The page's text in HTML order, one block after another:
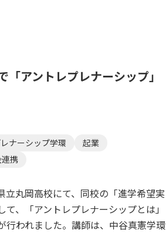
「アントレプレナーシップ」
ナーシップ学環
起業
携
立丸岡高校にて、同校の「進学希望実
、「アントレプレナーシップとは」
行われました。講師は、中谷真憲学環